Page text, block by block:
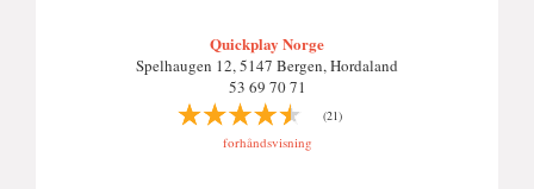
Quickplay Norge
Spelhaugen 12, 5147 Bergen, Hordaland
53 69 70 71
(21)
forhåndsvisning